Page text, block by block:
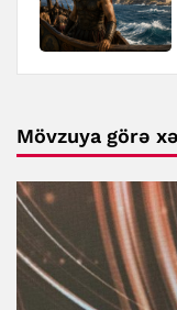
Mövzuya görə